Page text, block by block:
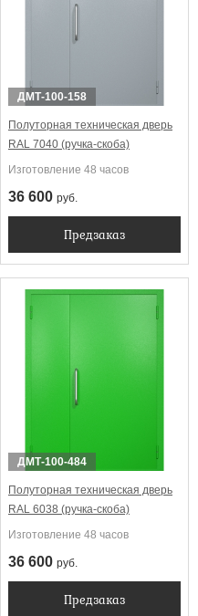
ДМТ-100-158
Полуторная техническая дверь
RAL 7040 (ручка-скоба)
Изготовление 48 часов
36 600 руб.
Предзаказ
ДМТ-100-484
Полуторная техническая дверь
RAL 6038 (ручка-скоба)
Изготовление 48 часов
36 600 руб.
Предзаказ